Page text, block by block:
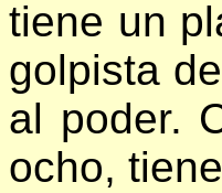
tiene un
golpista
al poder.
ocho,